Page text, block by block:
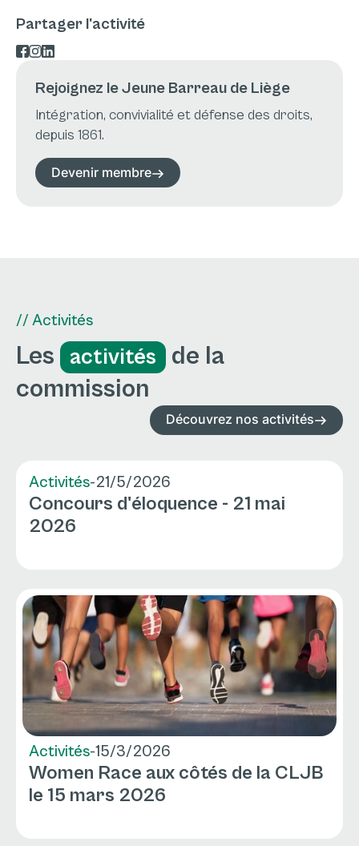
Partager l'activité
Rejoignez le Jeune Barreau de Liège
Intégration, convivialité et défense des droits,
depuis 1861.
Devenir membre
// Activités
Les activités
de la
commission
Découvrez nos activités
Activités-21/5/2026
Concours d'éloquence - 21 mai
2026
Activités-15/3/2026
Women Race aux côtés de la CLJB
le 15 mars 2026